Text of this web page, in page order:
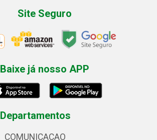
Site Seguro
Baixe já nosso APP
Departamentos
COMUNICACAO